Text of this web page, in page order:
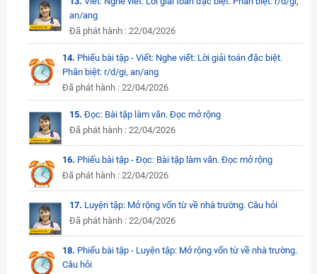
an/ang
Đã phát hành : 22/04/2026
14. Phiếu bài tập - Viết: Nghe viết: Lời giải toán đặc biệt.
Phân biệt: r/d/gi, an/ang
Đã phát hành : 22/04/2026
15. Đọc: Bài tập làm văn. Đọc mở rộng
Đã phát hành : 22/04/2026
16. Phiếu bài tập - Đọc: Bài tập làm văn. Đọc mở rộng
Đã phát hành : 22/04/2026
17. Luyện tập: Mở rộng vốn từ về nhà trường. Câu hỏi
Đã phát hành : 22/04/2026
18. Phiếu bài tập - Luyện tập: Mở rộng vốn từ về nhà trường.
Câu hỏi